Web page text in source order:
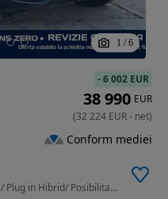
1 / 6
2998 cm3 • 286 CP • M Pachet 394 CP / Plug in Hibrid/ Posibilitate vanzare si Leasing TVA
-6 002 EUR
38 990 EUR
(32 224 EUR- net)
Conform mediei